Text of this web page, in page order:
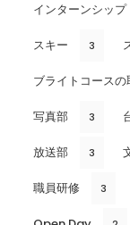
インターンシップ
スキー 3
ブライトコース
写真部 3
放送部 3
職員研修 3